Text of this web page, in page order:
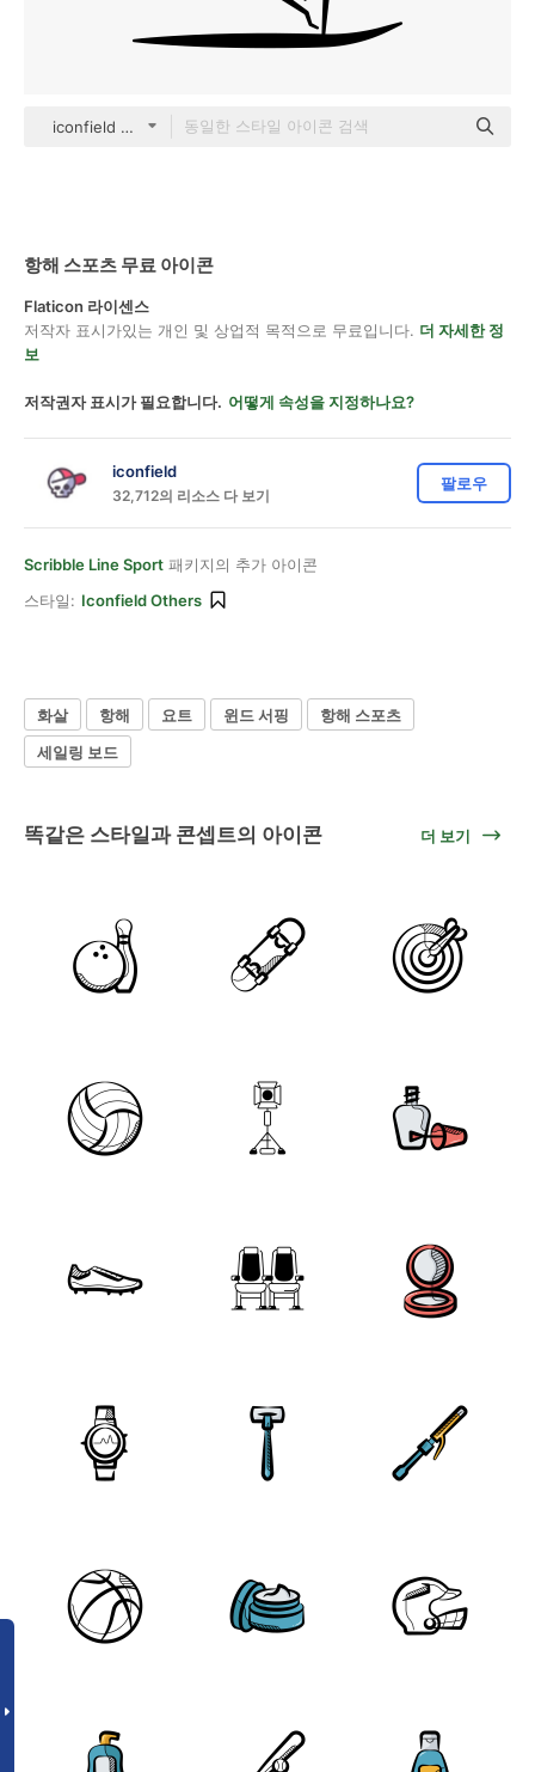
iconfield Others
항해 스포츠 무료 아이콘
Flaticon 라이센스
저작자 표시가있는 개인 및 상업적 목적으로 무료입니다. 더 자세한 정
보
저작권자 표시가 필요합니다. 어떻게 속성을 지정하나요?
iconfield
32,712의 리소스 다 보기
팔로우
Scribble Line Sport 패키지의 추가 아이콘
스타일: Iconfield Others
화살 항해 요트 윈드 서핑
항해 스포츠
세일링 보드
똑같은 스타일과 콘셉트의 아이콘 더 보기